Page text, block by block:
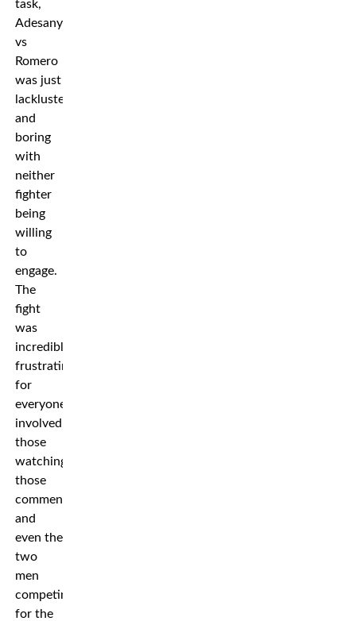
task,
Adesanya
vs
Romero
was just
lackluster
and
boring
with
neither
fighter
being
willing
to
engage.
The
fight
was
incredibly
frustrating
for
everyone
involved,
those
watching,
those
commentating
and
even the
two
men
competing
for the